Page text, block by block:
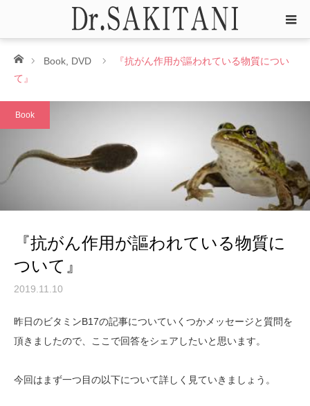
ホームBook DVD
『抗がん作用が謳われている物質につい
て』
Book
『抗がん作用が謳われている物質に
ついて』
2019.11.10
昨日のビタミンB17の記事についていくつかメッセージと質問を
頂きましたので、ここで回答をシェアしたいと思います。
今回はまず一つ目の以下について詳しく見ていきましょう。